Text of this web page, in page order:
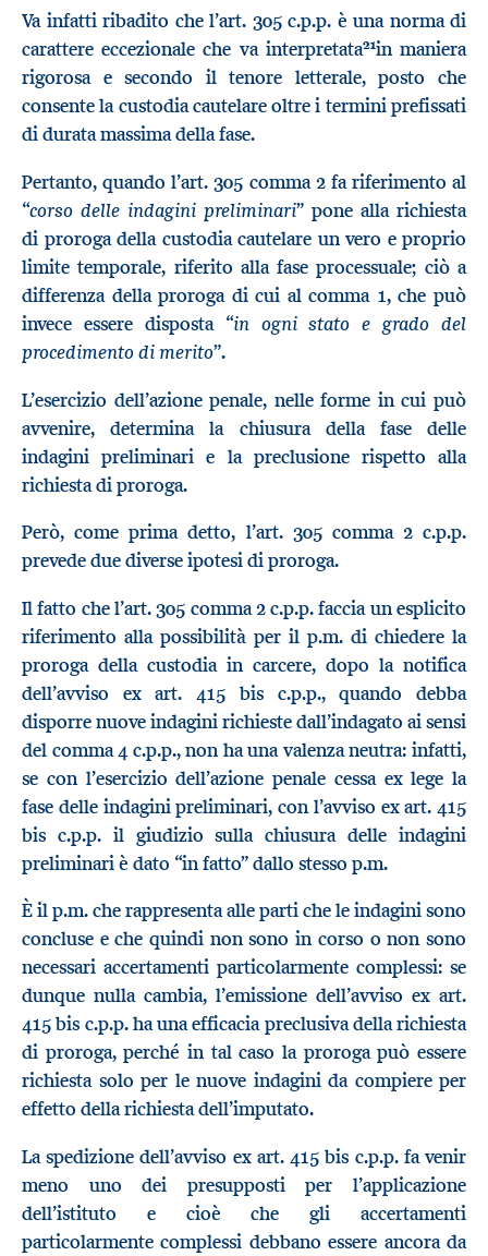
Va infatti ribadito che l’art. 305 c.p.p. è una norma di
carattere eccezionale che va interpretata21in maniera
rigorosa e secondo il tenore letterale, posto che
consente la custodia cautelare oltre i termini prefissati
di durata massima della fase.
Pertanto, quando l’art. 305 comma 2 fa riferimento al
“corso delle indagini preliminari” pone alla richiesta
di proroga della custodia cautelare un vero e proprio
limite temporale, riferito alla fase processuale; ciò a
differenza della proroga di cui al comma 1, che può
invece essere disposta “in ogni stato e grado del
procedimento di merito”.
L’esercizio dell’azione penale, nelle forme in cui può
avvenire, determina la chiusura della fase delle
indagini preliminari e la preclusione rispetto alla
richiesta di proroga.
Però, come prima detto, l’art. 305 comma 2 c.p.p.
prevede due diverse ipotesi di proroga.
Il fatto che l’art. 305 comma 2 c.p.p. faccia un esplicito
riferimento alla possibilità per il p.m. di chiedere la
proroga della custodia in carcere, dopo la notifica
dell’avviso ex art. 415 bis c.p.p., quando debba
disporre nuove indagini richieste dall’indagato ai sensi
del comma 4 c.p.p., non ha una valenza neutra: infatti,
se con l’esercizio dell’azione penale cessa ex lege la
fase delle indagini preliminari, con l’avviso ex art. 415
bis c.p.p. il giudizio sulla chiusura delle indagini
preliminari è dato “in fatto” dallo stesso p.m.
È il p.m. che rappresenta alle parti che le indagini sono
concluse e che quindi non sono in corso o non sono
necessari accertamenti particolarmente complessi: se
dunque nulla cambia, l’emissione dell’avviso ex art.
415 bis c.p.p. ha una efficacia preclusiva della richiesta
di proroga, perché in tal caso la proroga può essere
richiesta solo per le nuove indagini da compiere per
effetto della richiesta dell’imputato.
La spedizione dell’avviso ex art. 415 bis c.p.p. fa venir
meno uno dei presupposti per l’applicazione
dell’istituto e cioè che gli accertamenti
particolarmente complessi debbano essere ancora da